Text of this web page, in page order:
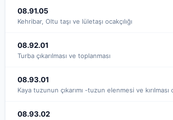
08.91.05
Kehribar, Oltu taşı ve lületaşı ocakçılığı
08.92.01
Turba çıkarılması ve toplanması
08.93.01
Kaya tuzunun çıkarımı -tuzun elenmesi ve
08.93.02